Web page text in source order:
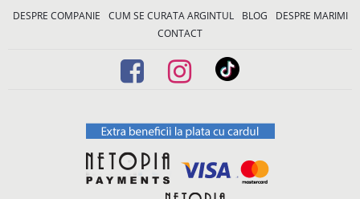
DESPRE COMPANIE CUM SE CURATA ARGINTUL BLOG
DESPRE MARIMI
CONTACT